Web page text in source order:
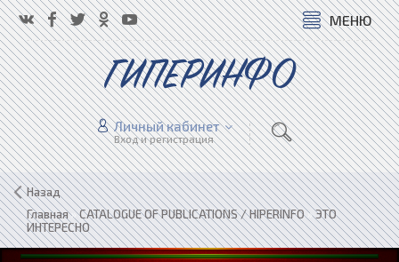
МЕНЮ
ГИПЕРИНФО
Личный кабинет
Вход и регистрация
Назад
Главная»CATALOGUE OF PUBLICATIONS / HIPERINFO»ЭТО
ИНТЕРЕСНО